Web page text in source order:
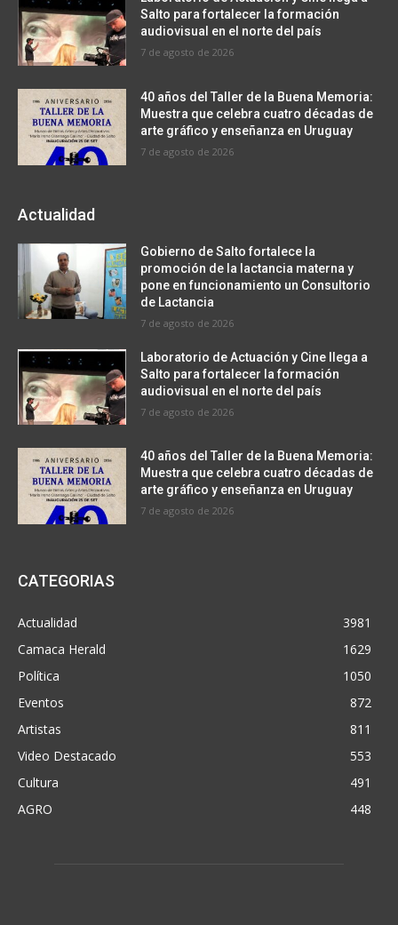
Salto para fortalecer la formación
audiovisual en el norte del país
7 de agosto de 2026
40 años del Taller de la Buena Memoria:
Muestra que celebra cuatro décadas de
arte gráfico y enseñanza en Uruguay
7 de agosto de 2026
Actualidad
Gobierno de Salto fortalece la
promoción de la lactancia materna y
pone en funcionamiento un Consultorio
de Lactancia
7 de agosto de 2026
Laboratorio de Actuación y Cine llega a
Salto para fortalecer la formación
audiovisual en el norte del país
7 de agosto de 2026
40 años del Taller de la Buena Memoria:
Muestra que celebra cuatro décadas de
arte gráfico y enseñanza en Uruguay
7 de agosto de 2026
CATEGORIAS
Actualidad
3981
Camaca Herald
1629
Política
1050
Eventos
872
Artistas
811
Video Destacado
553
Cultura
491
AGRO
448